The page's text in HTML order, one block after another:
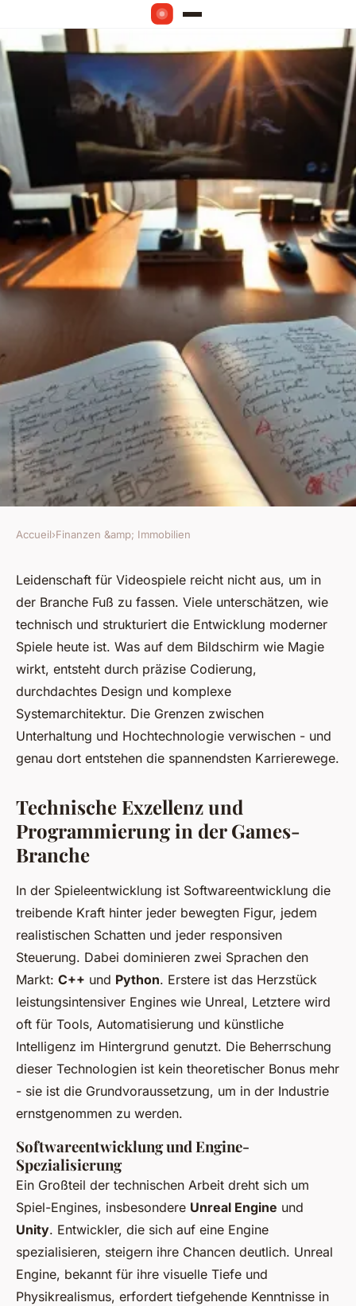
FINANZEN &AMP; IMMOBILIEN
Top Karrieremöglichkeiten im
Gaming für Kreative und
Technikexperten
Emmeram•18/05/2026 16:26•7 min de lecture
Accueil›Finanzen &amp; Immobilien
Leidenschaft für Videospiele reicht nicht aus, um in
der Branche Fuß zu fassen. Viele unterschätzen, wie
technisch und strukturiert die Entwicklung moderner
Spiele heute ist. Was auf dem Bildschirm wie Magie
wirkt, entsteht durch präzise Codierung,
durchdachtes Design und komplexe
Systemarchitektur. Die Grenzen zwischen
Unterhaltung und Hochtechnologie verwischen - und
genau dort entstehen die spannendsten Karrierewege.
Technische Exzellenz und
Programmierung in der Games-
Branche
In der Spieleentwicklung ist Softwareentwicklung die
treibende Kraft hinter jeder bewegten Figur, jedem
realistischen Schatten und jeder responsiven
Steuerung. Dabei dominieren zwei Sprachen den
Markt: C++ und Python. Erstere ist das Herzstück
leistungsintensiver Engines wie Unreal, Letztere wird
oft für Tools, Automatisierung und künstliche
Intelligenz im Hintergrund genutzt. Die Beherrschung
dieser Technologien ist kein theoretischer Bonus mehr
- sie ist die Grundvoraussetzung, um in der Industrie
ernstgenommen zu werden.
Softwareentwicklung und Engine-
Spezialisierung
Ein Großteil der technischen Arbeit dreht sich um
Spiel-Engines, insbesondere Unreal Engine und
Unity. Entwickler, die sich auf eine Engine
spezialisieren, steigern ihre Chancen deutlich. Unreal
Engine, bekannt für ihre visuelle Tiefe und
Physikrealismus, erfordert tiefgehende Kenntnisse in